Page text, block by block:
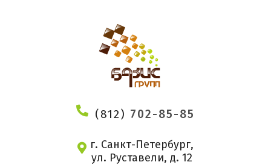
(812) 702-85-85
г. Санкт-Петербург,
ул. Руставели, д. 12